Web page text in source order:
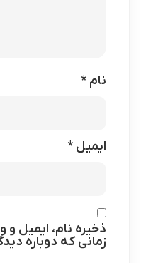
نام *
ایمیل *
ذخیره نام، ایمیل و
زمانی که دوباره